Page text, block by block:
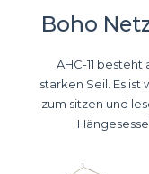
Boho
AHC-11
starken Seil. Es
zum sitzen und